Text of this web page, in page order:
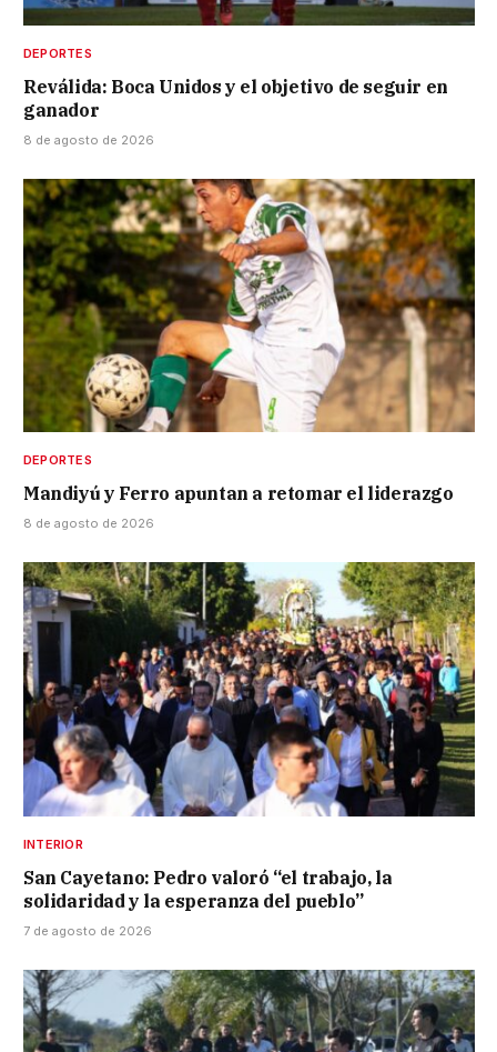
DEPORTES
Reválida: Boca Unidos y el objetivo de seguir en
ganador
8 de agosto de 2026
DEPORTES
Mandiyú y Ferro apuntan a retomar el liderazgo
8 de agosto de 2026
INTERIOR
San Cayetano: Pedro valoró “el trabajo, la
solidaridad y la esperanza del pueblo”
7 de agosto de 2026